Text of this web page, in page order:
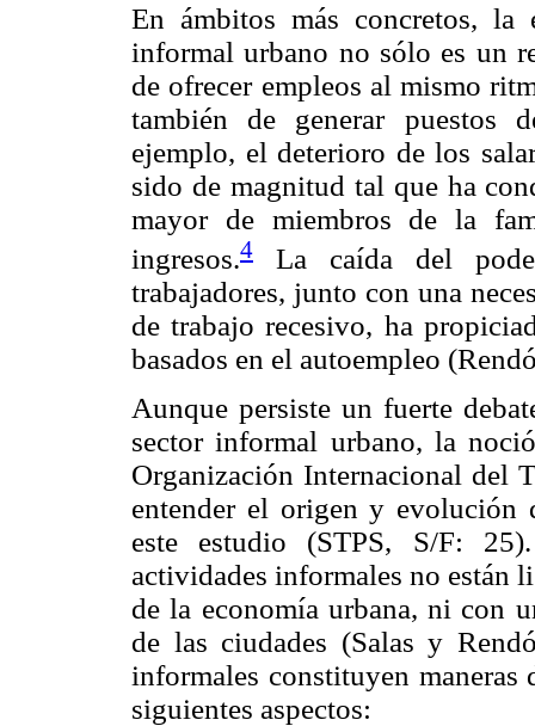
En ámbitos más concretos, la
informal urbano no sólo es un
de ofrecer empleos al mismo
también de generar puestos
ejemplo, el deterioro de los
sido de magnitud tal que ha
mayor de miembros de la
ingresos.4
La caída del
trabajadores, junto con una
de trabajo recesivo, ha
basados en el autoempleo
Aunque persiste un fuerte
sector informal urbano, la
Organización Internacional del
entender el origen y evolución
este estudio (STPS, S/F:
actividades informales no están
de la economía urbana, ni con
de las ciudades (Salas y
informales constituyen maneras
siguientes aspectos: